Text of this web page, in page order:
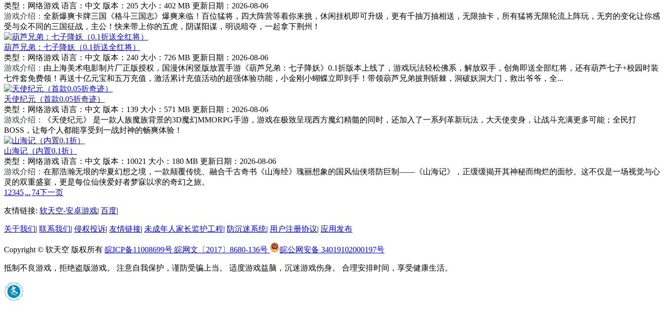
类型： 网络游戏 语言： 中文 版本： 205 大小： 402 MB 更新日期： 2026-08-06
游戏介绍： 全新爆爽卡牌三国《格斗三国志》爆爽来临！百位猛将，四大阵营等着你来挑，休闲挂机即可升级，更有千抽万抽相送，无限抽卡，所有猛将无限轮流上阵玩，无穷的变化让你感
受与众不同的三国征战，主公！快来带上你的五虎，阴谋阳谋，明说暗夺，一起拿下荆州！
葫芦兄弟：七子降妖（0.1折送全红将）
类型： 网络游戏 语言： 中文 版本： 240 大小： 726 MB 更新日期： 2026-08-06
游戏介绍： 由上海美术电影制片厂正版授权，国漫休闲竖版放置手游《葫芦兄弟：七子降妖》0.1折版本上线了，游戏玩法轻松佛系，解放双手，创角即送全部红将，还有葫芦七子+校园时装
七件套免费领！再送十亿元宝和五万充值，激活累计充值活动的超强体验功能，小金刚小蝴蝶立即到手！带领葫芦兄弟披荆斩棘，洞破妖洞大门，救出爷爷，全...
天使纪元（首款0.05折奇迹）
类型： 网络游戏 语言： 中文 版本： 139 大小： 571 MB 更新日期： 2026-08-06
游戏介绍：
《天使纪元》 是一款人族魔族背景的3D魔幻MMORPG手游，游戏在极致呈现西方魔幻精髓的同时，还加入了一系列革新玩法，大天使变身，让战斗充满更多可能；全民打
BOSS，让每个人都能享受到一战封神的畅爽体验！
山海记（内置0.1折）
类型： 网络游戏 语言： 中文 版本： 10021 大小： 180 MB 更新日期： 2026-08-06
游戏介绍： 在那浩瀚无垠的华夏幻想之境，一款颠覆传统、融合千古奇书《山海经》瑰丽想象的国风仙侠塔防巨制——《山海记》，正缓缓揭开其神秘而绚烂的面纱。这不仅是一场视觉与心
灵的双重盛宴，更是每位仙侠爱好者梦寐以求的奇幻之旅。
1 2345... 74下一页
友情链接: 软天空-安卓游戏| 百度|
关于我们| 联系我们| 侵权投诉| 友情链接| 未成年人家长监护工程| 防沉迷系统| 用户注册协议| 应用发布
Copyright © 软天空 版权所有 皖ICP备11008699号 皖网文〔2017〕8680-136号 皖公网安备 34019102000197号
抵制不良游戏，拒绝盗版游戏。 注意自我保护，谨防受骗上当。 适度游戏益脑，沉迷游戏伤身。 合理安排时间，享受健康生活。